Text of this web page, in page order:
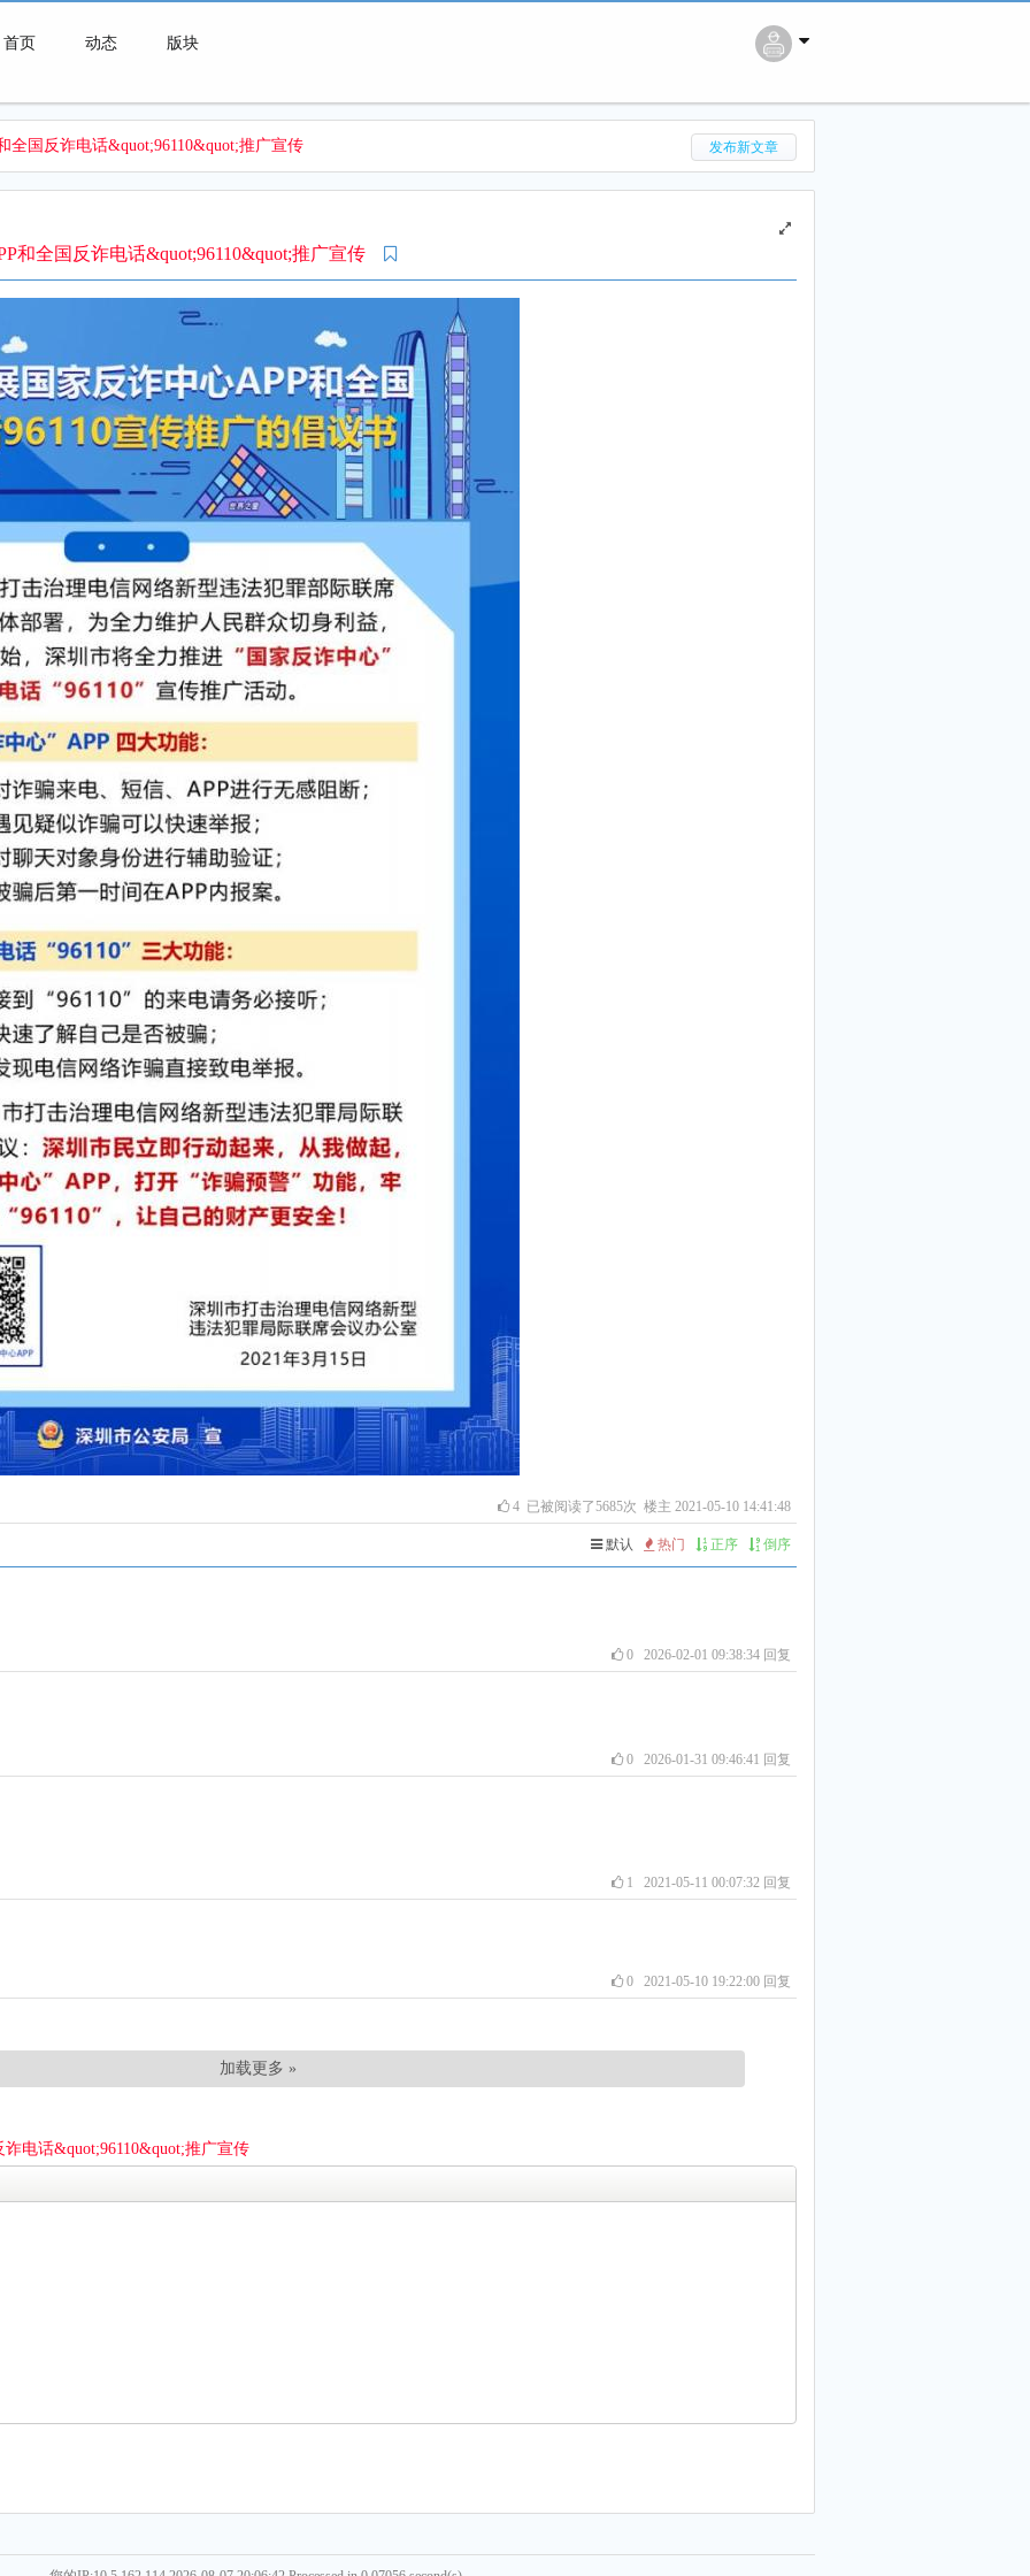
首页 动态 版块
搜 索
全国反诈电话&quot;96110&quot;推广宣传 发布新文章
和全国反诈电话&quot;96110&quot;推广宣传
4 已被阅读了5685次 楼主 2021-05-10 14:41:48
默认 热门 正序 倒序
02026-02-01 09:38:34 回复
02026-01-31 09:46:41 回复
1 2021-05-11 00:07:32 回复
02021-05-10 19:22:00 回复
加载更多 »
电话&quot;96110&quot;推广宣传